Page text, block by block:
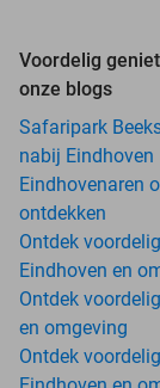
Voordelig
onze blogs
Safaripark
nabij Eindhoven
Eindhovenaren
ontdekken
Ontdek
Eindhoven en
Ontdek
en omgeving
Ontdek